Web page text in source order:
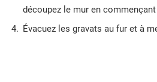
découpez le mur en
Évacuez les gravats au fur et à